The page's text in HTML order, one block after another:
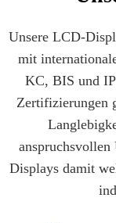
Unsere LCD-
mit
KC, BIS und
Zertifizierungen
Displays damit